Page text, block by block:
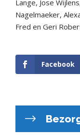
Lange, Jose
Nagelmaeker,
Fred en Geri
Facebook